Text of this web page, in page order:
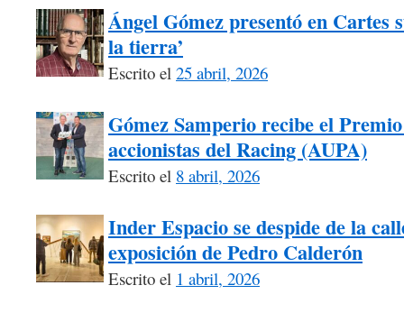
Ángel Gómez presentó en Cartes
la tierra’
Escrito el 25 abril, 2026
Gómez Samperio recibe el
accionistas del Racing (AUPA)
Escrito el 8 abril, 2026
Inder Espacio se despide de la
exposición de Pedro Calderón
Escrito el 1 abril, 2026